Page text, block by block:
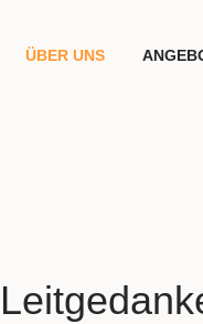
ÜBER UNS